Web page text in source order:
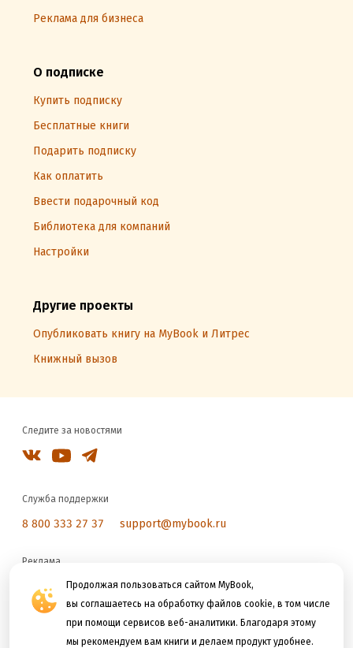
Продолжая пользоваться сайтом MyBook,
вы соглашаетесь на обработку файлов cookie, в том числе
при помощи сервисов веб-аналитики. Благодаря этому
мы рекомендуем вам книги и делаем продукт удобнее.
Реклама для бизнеса
О подписке
Купить подписку
Бесплатные книги
Подарить подписку
Как оплатить
Ввести подарочный код
Библиотека для компаний
Настройки
Другие проекты
Опубликовать книгу на MyBook и Литрес
Книжный вызов
Следите за новостями
Служба поддержки
8 800 333 27 37 support@mybook.ru
Реклама
reklama@litres.ru
Мы принимаем к оплате